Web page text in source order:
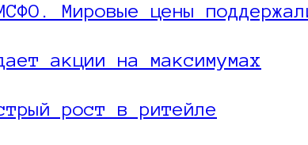
Мировые цены
акции на максимумах
рост в ритейле